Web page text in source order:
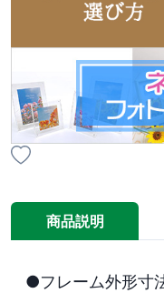
商品説明
●フレーム外形寸